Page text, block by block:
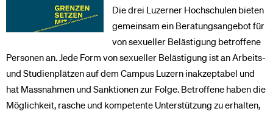
Die drei Luzerner Hochschulen bieten
gemeinsam ein Beratungsangebot für
von sexueller Belästigung betroffene
Personen an. Jede Form von sexueller Belästigung ist an Arbeits-
und Studienplätzen auf dem Campus Luzern inakzeptabel und
hat Massnahmen und Sanktionen zur Folge. Betroffene haben die
Möglichkeit, rasche und kompetente Unterstützung zu erhalten,